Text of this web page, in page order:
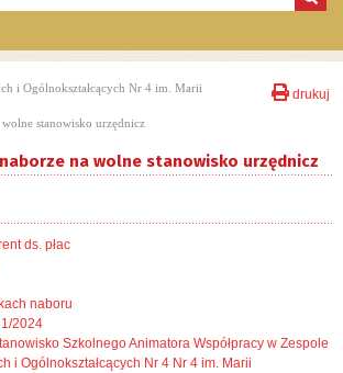
drukuj
i Ogólnokształcących Nr 4 im. Marii
wolne stanowisko urzędnicz
na wolne stanowisko urzędnicz
ds. płac
naboru
2024
Szkolnego Animatora Współpracy w Zespole
i Ogólnokształcących Nr 4 Nr 4 im. Marii